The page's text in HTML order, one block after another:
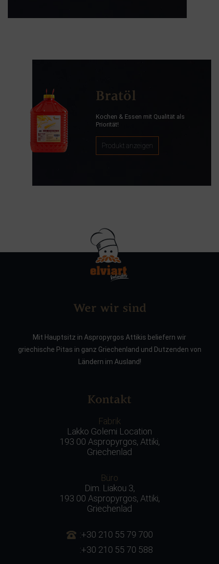
Bratöl
Kochen & Essen mit Qualität als
Priorität!
Produkt anzeigen
Wer wir sind
Mit Hauptsitz in Aspropyrgos Attikis beliefern wir
griechische Pitas in ganz Griechenland und Dutzenden von
Ländern im Ausland!
Kontakt
Fabrik
Lakko Golemi Location
193 00 Aspropyrgos, Attiki,
Griechenlad
Büro
Dim. Liakou 3,
193 00 Aspropyrgos, Attiki,
Griechenlad
:+30 210 55 79 700
:+30 210 55 70 588